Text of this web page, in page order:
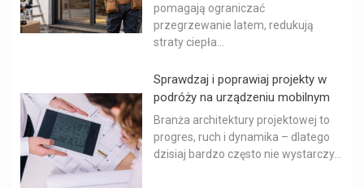
pomagają ograniczać
przegrzewanie latem, redukują
straty ciepła...
Sprawdzaj i poprawiaj projekty w
podróży na urządzeniu mobilnym
Branża architektury projektowej to
progres, ruch i dynamika – dlatego
dzisiaj bardzo często nie wystarczy...